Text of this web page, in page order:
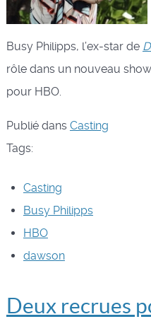
Busy Philipps, l’ex-star de
rôle dans un nouveau
pour HBO.
Publié dans Casting
Tags:
Casting
Busy Philipps
HBO
dawson
Deux recrues